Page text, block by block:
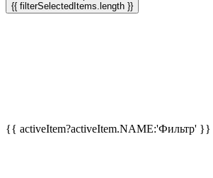
{{ filterSelectedItems.length }}
{{ activeItem?activeItem.NAME:'Фильтр' }}